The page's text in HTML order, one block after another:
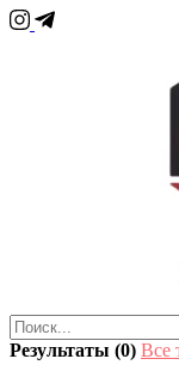
Результаты (0) Все